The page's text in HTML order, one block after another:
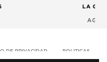
LA
DE PRIVACIDAD POLITICAS